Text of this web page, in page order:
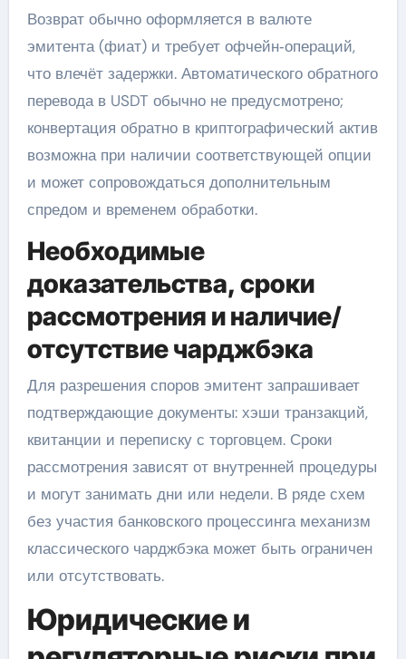
Возврат обычно оформляется в валюте
эмитента (фиат) и требует офчейн‑операций,
что влечёт задержки. Автоматического обратного
перевода в USDT обычно не предусмотрено;
конвертация обратно в криптографический актив
возможна при наличии соответствующей опции
и может сопровождаться дополнительным
спредом и временем обработки.
Необходимые
доказательства, сроки
рассмотрения и наличие/
отсутствие чарджбэка
Для разрешения споров эмитент запрашивает
подтверждающие документы: хэши транзакций,
квитанции и переписку с торговцем. Сроки
рассмотрения зависят от внутренней процедуры
и могут занимать дни или недели. В ряде схем
без участия банковского процессинга механизм
классического чарджбэка может быть ограничен
или отсутствовать.
Юридические и